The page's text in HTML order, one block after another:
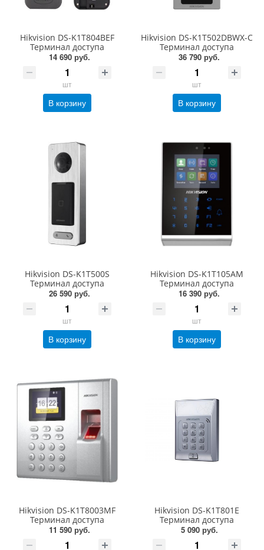
Hikvision DS-K1T804BEF
Терминал доступа
14 690 руб.
шт
В корзину
Hikvision DS-K1T502DBWX-C
Терминал доступа
36 790 руб.
шт
В корзину
Hikvision DS-K1T500S
Терминал доступа
26 590 руб.
шт
В корзину
Hikvision DS-K1T105AM
Терминал доступа
16 390 руб.
шт
В корзину
Hikvision DS-K1T8003MF
Терминал доступа
11 590 руб.
Hikvision DS-K1T801E
Терминал доступа
5 090 руб.